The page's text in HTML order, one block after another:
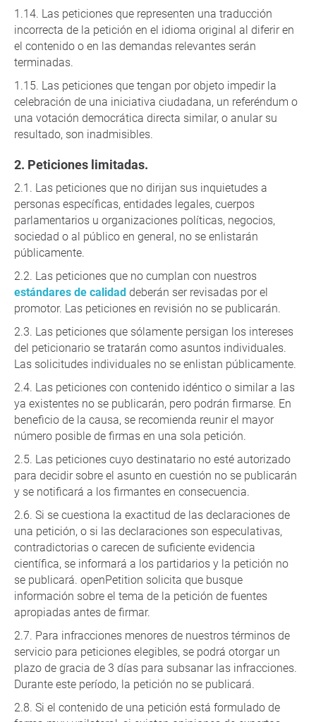
Las peticiones que representen una traducción
incorrecta de la petición en el idioma original al diferir en
el contenido o en las demandas relevantes serán
terminadas.
Las peticiones que tengan por objeto impedir la
celebración de una iniciativa ciudadana, un referéndum o
una votación democrática directa similar, o anular su
resultado, son inadmisibles.
Peticiones limitadas.
Las peticiones que no dirijan sus inquietudes a
personas específicas, entidades legales, cuerpos
parlamentarios u organizaciones políticas, negocios,
sociedad o al público en general, no se enlistarán
públicamente.
Las peticiones que no cumplan con nuestros
estándares de calidad deberán ser revisadas por el
promotor. Las peticiones en revisión no se publicarán.
Las peticiones que sólamente persigan los intereses
del peticionario se tratarán como asuntos individuales.
Las solicitudes individuales no se enlistan públicamente.
Las peticiones con contenido idéntico o similar a las
ya existentes no se publicarán, pero podrán firmarse. En
beneficio de la causa, se recomienda reunir el mayor
número posible de firmas en una sola petición.
Las peticiones cuyo destinatario no esté autorizado
para decidir sobre el asunto en cuestión no se publicarán
y se notificará a los firmantes en consecuencia.
Si se cuestiona la exactitud de las declaraciones de
una petición, o si las declaraciones son especulativas,
contradictorias o carecen de suficiente evidencia
científica, se informará a los partidarios y la petición no
se publicará. openPetition solicita que busque
información sobre el tema de la petición de fuentes
apropiadas antes de firmar.
Para infracciones menores de nuestros términos de
servicio para peticiones elegibles, se podrá otorgar un
plazo de gracia de 3 días para subsanar las infracciones.
Durante este período, la petición no se publicará.
Si el contenido de una petición está formulado de